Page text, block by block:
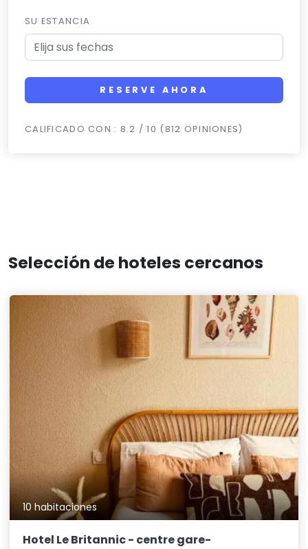
SU ESTANCIA
RESERVE AHORA
CALIFICADO CON : 8.2 / 10 (812 OPINIONES)
Selección de hoteles cercanos
10 habitaciones
Hotel Le Britannic - centre gare-